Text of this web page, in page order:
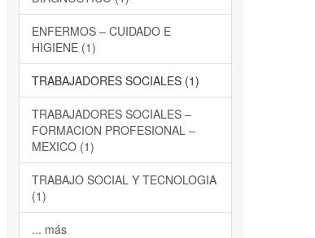
ENFERMOS – CUIDADO E
HIGIENE (1)
TRABAJADORES SOCIALES (1)
TRABAJADORES SOCIALES –
FORMACION PROFESIONAL –
MEXICO (1)
TRABAJO SOCIAL Y TECNOLOGIA
(1)
... más